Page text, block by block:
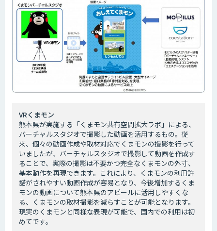
VRくまモン
熊本県が実施する「くまモン共有空間拡大ラボ」による、
バーチャルスタジオで撮影した動画を活用するもの。従
来、個々の動画作成や取材対応でくまモンの撮影を行って
いましたが、バーチャルスタジオで撮影して動画を作成す
ることで、実際の撮影は不要かつ完全なくまモンの外寸、
基本動作を再現できます。これにより、くまモンの利用許
諾がされやすい動画作成が容易となり、今後増加するくま
モンの動画について熊本県のアピールに活用しやすくな
る、くまモンの取材撮影を減らすことが可能となります。
現実のくまモンと同様な表現が可能で、国内での利用は初
めてです。